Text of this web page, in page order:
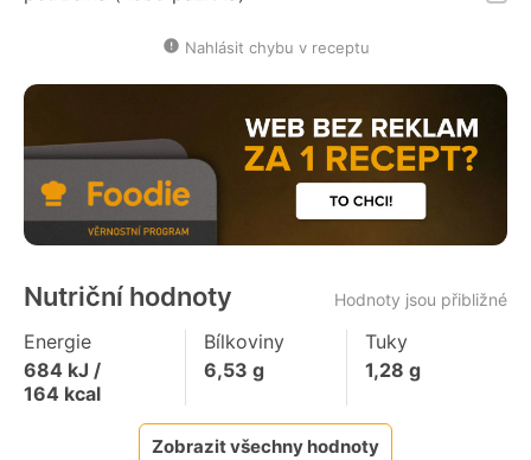
Nahlásit chybu v receptu
Nutriční hodnoty Hodnoty jsou přibližné
Energie
684 kJ /
164 kcal
Bílkoviny
6,53 g
Tuky
1,28 g
Zobrazit všechny hodnoty